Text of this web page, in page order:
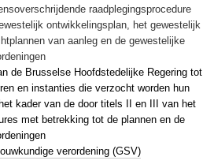
raadplegingsprocedure
ontwikkelingsplan, het gewestelijk
van aanleg en de gewestelijke
de Brusselse Hoofdstedelijke Regering tot
en instanties die verzocht worden hun
kader van de door titels II en III van het
met betrekking tot de plannen en de
verordening (GSV)